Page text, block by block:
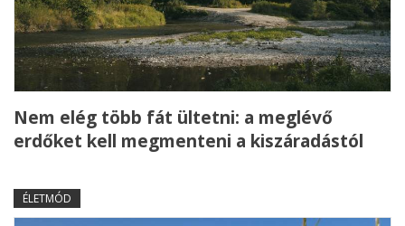
Nem elég több fát ültetni: a meglévő
erdőket kell megmenteni a kiszáradástól
ÉLETMÓD